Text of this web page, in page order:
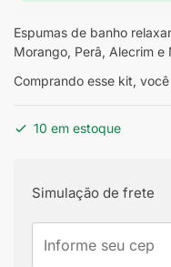
Espumas de banho
Morango, Perâ, Alecrim e
Comprando esse kit,
10 em estoque
Simulação de frete